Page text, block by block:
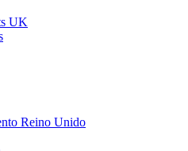
UK
Reino Unido